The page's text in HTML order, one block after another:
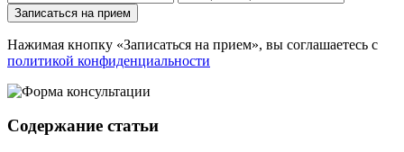
Записаться на прием
Нажимая кнопку «Записаться на прием», вы соглашаетесь с
политикой конфиденциальности
Содержание статьи